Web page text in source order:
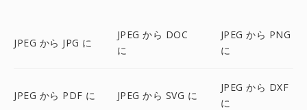
JPEG から JPG に
JPEG から DOC
に
JPEG から PNG
に
JPEG から PDF に JPEG から SVG に
JPEG から DXF
に